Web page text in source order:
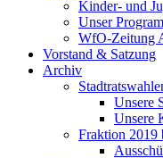
Kinder- und
Unser
WfO-Zeitung
Vorstand & Satzung
Archiv
Unsere
Unsere
Fraktion 2019